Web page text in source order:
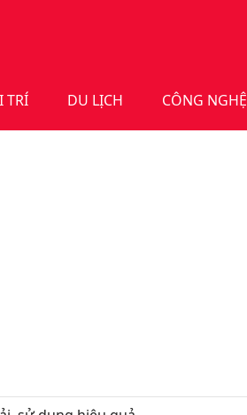
TRÍ DU LỊCH CÔNG NGHỆ